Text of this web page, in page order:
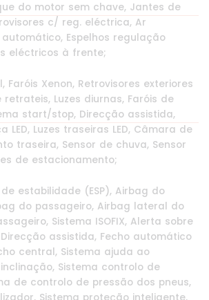
do motor sem chave, Jantes de
c/ reg. eléctrica, Ar
Espelhos regulação
eléctricos à frente;
Faróis Xenon, Retrovisores exteriores
Luzes diurnas, Faróis de
start/stop, Direcção assistida,
LED, Luzes traseiras LED, Câmara de
traseira, Sensor de chuva, Sensor
de estacionamento;
de estabilidade (ESP), Airbag do
do passageiro, Airbag lateral do
Sistema ISOFIX, Alerta sobre
assistida, Fecho automático
central, Sistema ajuda ao
Sistema controlo de
de controlo de pressão dos pneus,